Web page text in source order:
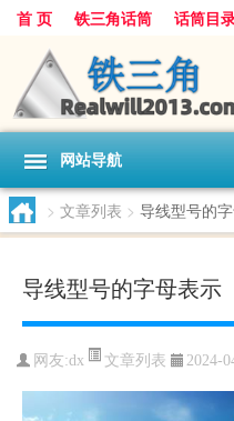
首 页 铁三角话筒 话筒目
网站导航
> 文章列表 > 导线型号的
导线型号的字母表示
网友:dx 文章列表 2024-